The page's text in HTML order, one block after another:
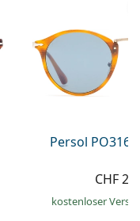
Persol
CHF
kostenloser